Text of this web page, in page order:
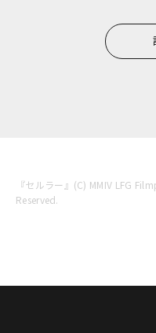
『セルラー』(C) MMIV LFG
Reserved.